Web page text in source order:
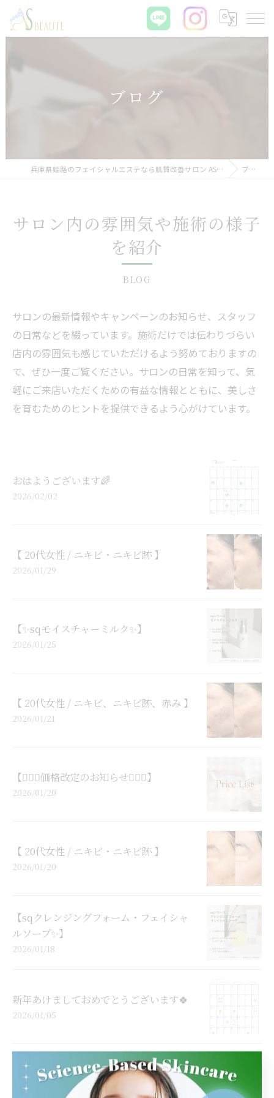
ブログ
兵庫県姫路のフェイシャルエステなら肌質改善サロン ASBEAUTE ブログ
サロン内の雰囲気や施術の様子
を紹介
BLOG
サロンの最新情報やキャンペーンのお知らせ、スタッフ
の日常などを綴っています。施術だけでは伝わりづらい
店内の雰囲気も感じていただけるよう努めておりますの
で、ぜひ一度ご覧ください。サロンの日常を知って、気
軽にご来店いただくための有益な情報とともに、美しさ
を育むためのヒントを提供できるよう心がけています。
おはようございます🌈
2026/02/02
【 20代女性 / ニキビ・ニキビ跡 】
2026/01/29
【✨sqモイスチャーミルク✨】
2026/01/25
【 20代女性 / ニキビ、ニキビ跡、赤み 】
2026/01/21
【🙇🏻‍♀️価格改定のお知らせ🙇🏻‍♀️】
2026/01/20
【 20代女性 / ニキビ・ニキビ跡 】
2026/01/20
【sqクレンジングフォーム・フェイシャ
ルソープ✨】
2026/01/18
新年あけましておめでとうございます🍀
2026/01/05
【 20代女性 / ニキビ、ニキビ跡 】
2025/12/28